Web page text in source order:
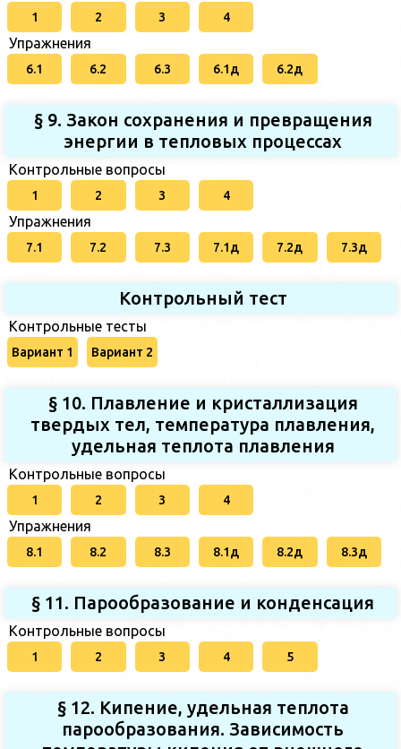
1 2 3 4
Упражнения
6.1 6.2 6.3 6.1д 6.2д
§ 9. Закон сохранения и превращения
энергии в тепловых процессах
Контрольные вопросы
1 2 3 4
Упражнения
7.1 7.2 7.3 7.1д 7.2д 7.3д
Контрольный тест
Контрольные тесты
Вариант 1 Вариант 2
§ 10. Плавление и кристаллизация
твердых тел, температура плавления,
удельная теплота плавления
Контрольные вопросы
1 2 3 4
Упражнения
8.1 8.2 8.3 8.1д 8.2д 8.3д
§ 11. Парообразование и конденсация
Контрольные вопросы
1 2 3 4 5
§ 12. Кипение, удельная теплота
парообразования. Зависимость